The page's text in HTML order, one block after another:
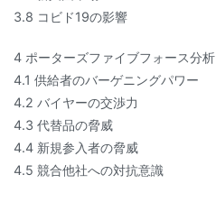
3.8 コビド19の影響
4 ポーターズファイブフォース分析
4.1 供給者のバーゲニングパワー
4.2 バイヤーの交渉力
4.3 代替品の脅威
4.4 新規参入者の脅威
4.5 競合他社への対抗意識